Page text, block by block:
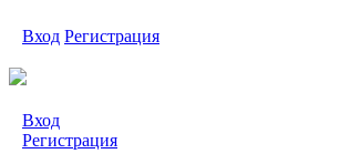
Вход Регистрация
Вход
Регистрация